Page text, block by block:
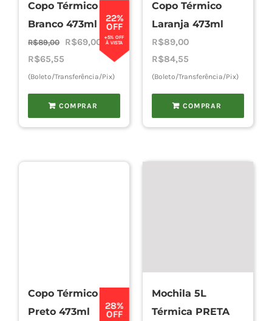
22%
OFF
+5% OFF
À VISTA
Copo Térmico
Branco 473ml
R$89,00
O
original
era:
R$89,00.
R$69,00 O
preço
atual
é:
R$65,55
(Boleto/Transferência/Pix)
COMPRAR
Copo Térmico
Laranja 473ml
R$89,00
R$84,55
(Boleto/Transferência/Pix)
COMPRAR
28%
OFF
Copo Térmico
Preto 473ml
Mochila 5L
Térmica PRETA